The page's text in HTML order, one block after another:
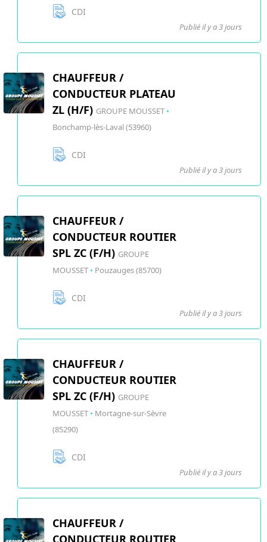
CDI
Publié il y a 3 jours
CHAUFFEUR /
CONDUCTEUR PLATEAU
ZL (H/F) GROUPE MOUSSET •
Bonchamp-lès-Laval (53960)
CDI
Publié il y a 3 jours
CHAUFFEUR /
CONDUCTEUR ROUTIER
SPL ZC (F/H) GROUPE
MOUSSET • Pouzauges (85700)
CDI
Publié il y a 3 jours
CHAUFFEUR /
CONDUCTEUR ROUTIER
SPL ZC (F/H) GROUPE
MOUSSET • Mortagne-sur-Sèvre
(85290)
CDI
Publié il y a 3 jours
CHAUFFEUR /
CONDUCTEUR ROUTIER